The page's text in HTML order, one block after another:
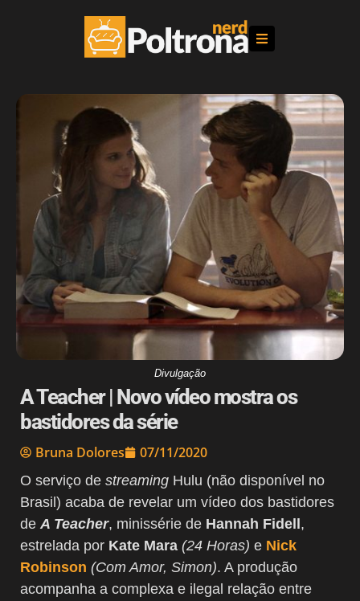
Divulgação
A Teacher | Novo vídeo mostra os
bastidores da série
Bruna Dolores 07/11/2020
O serviço de streaming Hulu (não disponível no
Brasil) acaba de revelar um vídeo dos bastidores
de A Teacher, minissérie de Hannah Fidell,
estrelada por Kate Mara (24 Horas) e Nick
Robinson (Com Amor, Simon). A produção
acompanha a complexa e ilegal relação entre